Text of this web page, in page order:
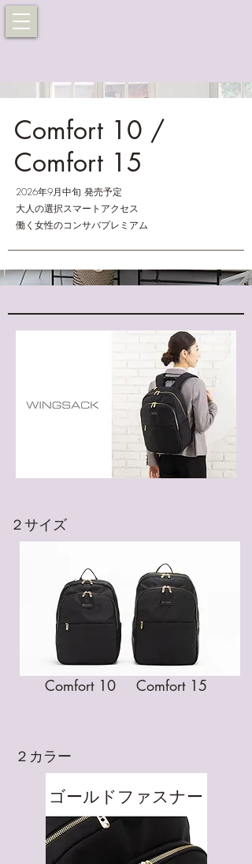
Comfort 10 /
Comfort 15
2026年9月中旬 発売予定
大人の選択スマートアクセス
​働く女性のコンサバプレミアム
​２サイズ
Comfort 15
Comfort 10
​２カラー
​ゴールドファスナー